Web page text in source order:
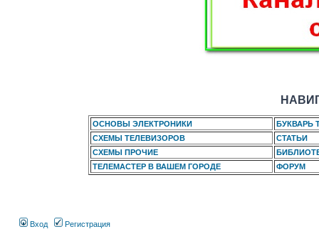
ОСНОВЫ ЭЛЕКТРОНИКИ
БУКВАРЬ
СХЕМЫ ТЕЛЕВИЗОРОВ
СТАТЬИ
СХЕМЫ ПРОЧИЕ
ТЕЛЕМАСТЕР В ВАШЕМ ГОРОДЕ
ФОРУМ
Вход Регистрация